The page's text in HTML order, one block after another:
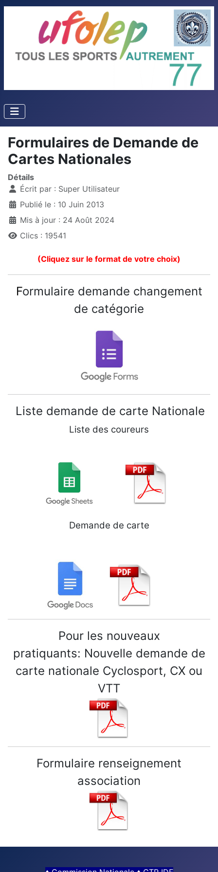
Formulaires de Demande de
Cartes Nationales
Détails
Écrit par : Super Utilisateur
Publié le : 10 Juin 2013
Mis à jour : 24 Août 2024
Clics : 19541
(Cliquez sur le format de votre choix)
Formulaire demande changement
de catégorie
Liste demande de carte Nationale
Liste des coureurs
Demande de carte
Pour les nouveaux
pratiquants: Nouvelle demande de
carte nationale Cyclosport, CX ou
VTT
Formulaire renseignement
association